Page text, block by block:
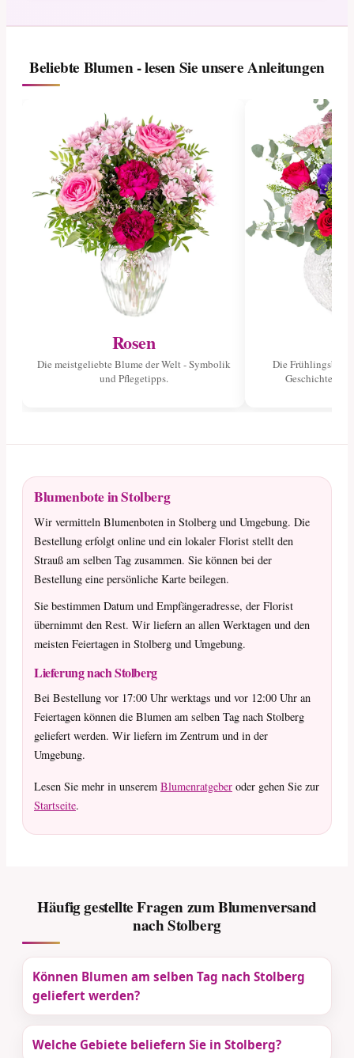
Beliebte Blumen - lesen Sie unsere Anleitungen
Rosen
Die meistgeliebte Blume der Welt - Symbolik
und Pflegetipps.
Die
Geschichte
Blumenbote in Stolberg
Wir vermitteln Blumenboten in Stolberg und Umgebung. Die
Bestellung erfolgt online und ein lokaler Florist stellt den
Strauß am selben Tag zusammen. Sie können bei der
Bestellung eine persönliche Karte beilegen.
Sie bestimmen Datum und Empfängeradresse, der Florist
übernimmt den Rest. Wir liefern an allen Werktagen und den
meisten Feiertagen in Stolberg und Umgebung.
Lieferung nach Stolberg
Bei Bestellung vor 17:00 Uhr werktags und vor 12:00 Uhr an
Feiertagen können die Blumen am selben Tag nach Stolberg
geliefert werden. Wir liefern im Zentrum und in der
Umgebung.
Lesen Sie mehr in unserem Blumenratgeber oder gehen Sie zur
Startseite.
Häufig gestellte Fragen zum Blumenversand
nach Stolberg
Können Blumen am selben Tag nach Stolberg
geliefert werden?
Welche Gebiete beliefern Sie in Stolberg?